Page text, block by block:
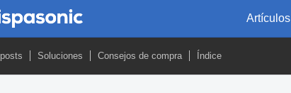
Artículos
Soluciones Consejos de compra Índice